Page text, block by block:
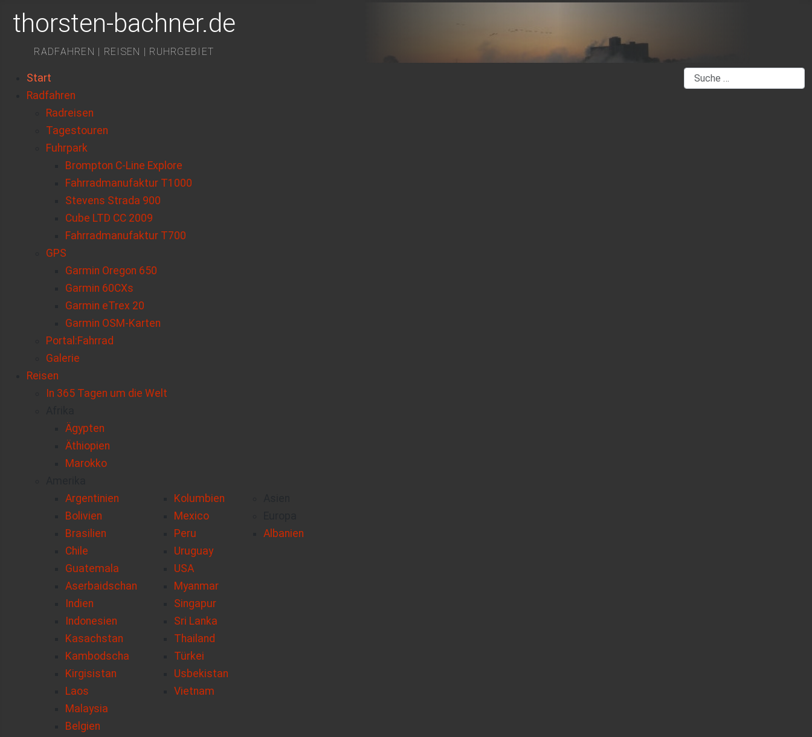
thorsten-bachner.de
RADFAHREN | REISEN | RUHRGEBIET
Start
Radfahren
Radreisen
Tagestouren
Fuhrpark
Brompton C-Line Explore
Fahrradmanufaktur T1000
Stevens Strada 900
Cube LTD CC 2009
Fahrradmanufaktur T700
GPS
Garmin Oregon 650
Garmin 60CXs
Garmin eTrex 20
Garmin OSM-Karten
Portal:Fahrrad
Galerie
Reisen
In 365 Tagen um die Welt
Ägypten
Äthiopien
Marokko
Argentinien
Bolivien
Brasilien
Chile
Guatemala
Kolumbien
Mexico
Peru
Uruguay
USA
Aserbaidschan
Indien
Indonesien
Kasachstan
Kambodscha
Kirgisistan
Laos
Malaysia
Myanmar
Singapur
Sri Lanka
Thailand
Türkei
Usbekistan
Vietnam
Albanien
Belgien
Suchen